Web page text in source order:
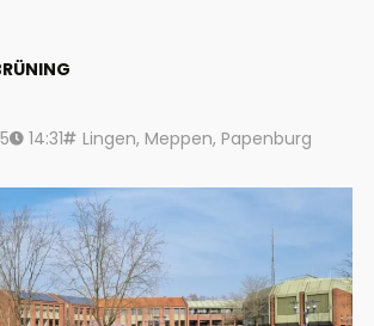
14:31 Lingen, Meppen, Papenburg